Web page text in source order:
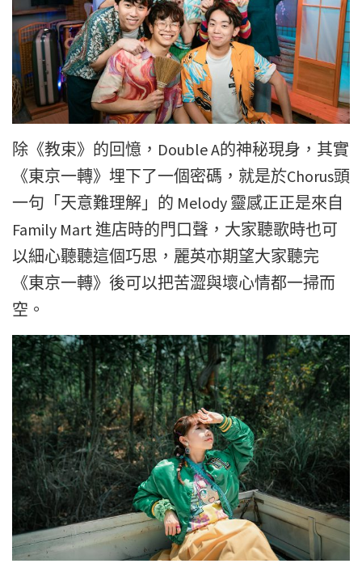
除《教束》的回憶，Double A的神秘現身，其實
《東京一轉》埋下了一個密碼，就是於Chorus頭
一句「天意難理解」的 Melody 靈感正正是來自
Family Mart 進店時的門口聲，大家聽歌時也可
以細心聽聽這個巧思，麗英亦期望大家聽完
《東京一轉》後可以把苦澀與壞心情都一掃而
空。